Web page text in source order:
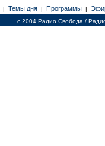
| Темы дня | Программы |
c 2004 Радио Свобода /